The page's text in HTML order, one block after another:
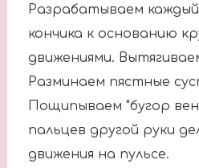
Разрабатываем
кончика к основанию
движениями.
Разминаем пястные
Пощипываем "бугор
пальцев другой руки
движения на пульсе.